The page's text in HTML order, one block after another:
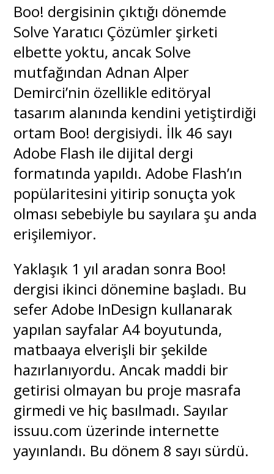
Boo! dergisinin çıktığı dönemde
Solve Yaratıcı Çözümler şirketi
elbette yoktu, ancak Solve
mutfağından Adnan Alper
Demirci’nin özellikle editöryal
tasarım alanında kendini yetiştirdiği
ortam Boo! dergisiydi. İlk 46 sayı
Adobe Flash ile dijital dergi
formatında yapıldı. Adobe Flash’ın
popülaritesini yitirip sonuçta yok
olması sebebiyle bu sayılara şu anda
erişilemiyor.
Yaklaşık 1 yıl aradan sonra Boo!
dergisi ikinci dönemine başladı. Bu
sefer Adobe InDesign kullanarak
yapılan sayfalar A4 boyutunda,
matbaaya elverişli bir şekilde
hazırlanıyordu. Ancak maddi bir
getirisi olmayan bu proje masrafa
girmedi ve hiç basılmadı. Sayılar
issuu.com üzerinde internette
yayınlandı. Bu dönem 8 sayı sürdü.